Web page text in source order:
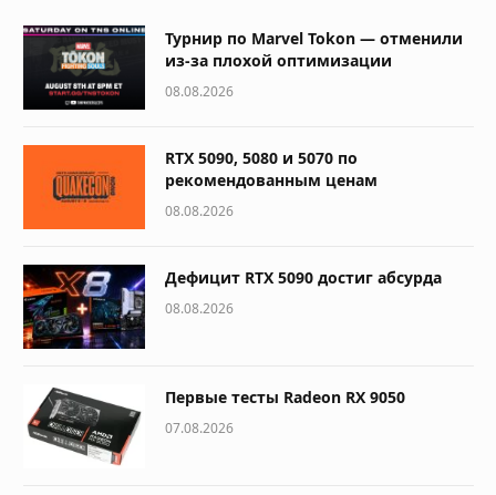
Турнир по Marvel Tokon — отменили
из-за плохой оптимизации
08.08.2026
RTX 5090, 5080 и 5070 по
рекомендованным ценам
08.08.2026
Дефицит RTX 5090 достиг абсурда
08.08.2026
Первые тесты Radeon RX 9050
07.08.2026